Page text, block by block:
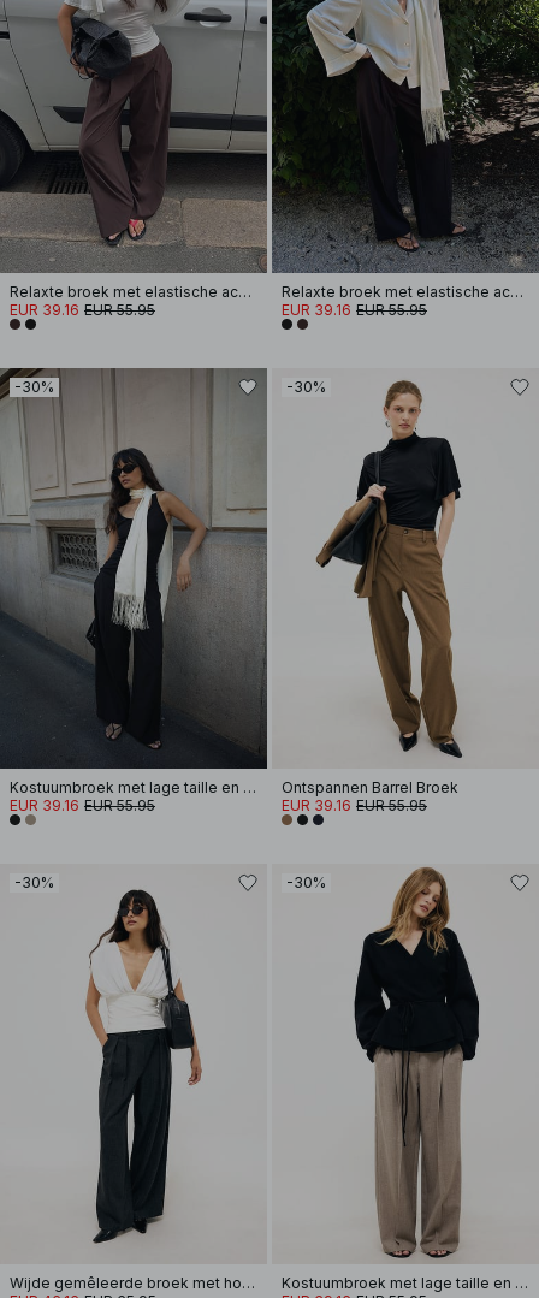
Relaxte broek met elastische achterkant
EUR 39.16 EUR 55.95
Relaxte broek met elastische achterkant
EUR 39.16 EUR 55.95
-30%
Kostuumbroek met lage taille en elastisch detail
EUR 39.16 EUR 55.95
-30%
Ontspannen Barrel Broek
EUR 39.16 EUR 55.95
-30%
Wijde gemêleerde broek met hoge taille
-30%
Kostuumbroek met lage taille en elastisch detail